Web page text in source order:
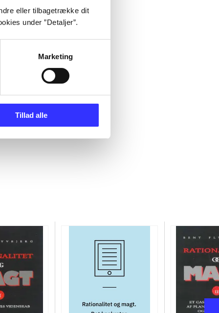
eller tilbagetrække dit
under ”Detaljer”.
Marketing
Tillad alle